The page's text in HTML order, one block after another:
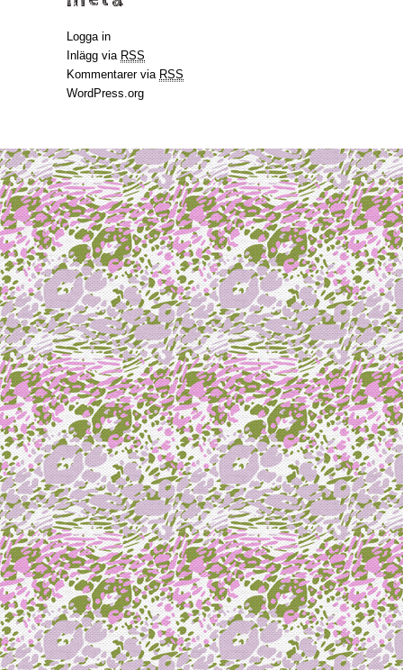
Logga in
Inlägg via RSS
Kommentarer via RSS
WordPress.org